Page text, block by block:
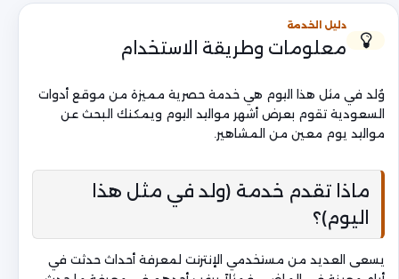
دليل الخدمة
معلومات وطريقة الاستخدام
وُلد في مثل هذا اليوم هي خدمة حصرية مميزة من موقع أدوات
السعودية تقوم بعرض أشهر مواليد اليوم ويمكنك البحث عن
مواليد يوم معين من المشاهير.
ماذا تقدم خدمة (ولد في مثل هذا
اليوم)؟
يسعى العديد من مستخدمي الإنترنت لمعرفة أحداث حدثت في